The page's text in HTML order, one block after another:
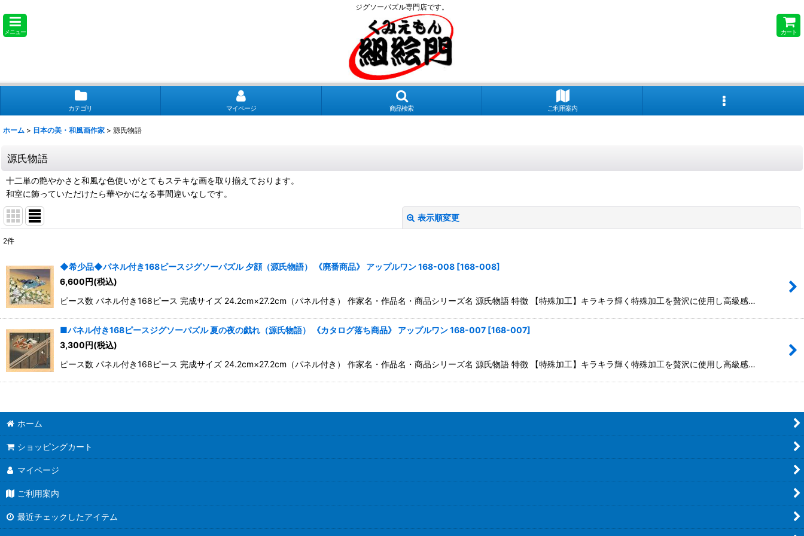
ジグソーパズル専門店です。
メニュー カート
カテゴリ マイページ 商品検索 ご利用案内
ホーム > 日本の美・和風画作家 > 源氏物語
源氏物語
十二単の艶やかさと和風な色使いがとてもステキな画を取り揃えております。
和室に飾っていただけたら華やかになる事間違いなしです。
表示順変更
並び順:
絞り込む
2件
◆希少品◆パネル付き168ピースジグソーパズル 夕顔（源氏物語） 《廃番商品》 アップルワン 168-008 [168-008]
6,600円(税込)
ピース数 パネル付き168ピース 完成サイズ 24.2cm×27.2cm（パネル付き） 作家名・作品名・商品シリーズ名 源氏物語 特徴 【特殊加工】キラキラ輝く特殊加工を贅沢に使用し高級感…
■パネル付き168ピースジグソーパズル 夏の夜の戯れ（源氏物語） 《カタログ落ち商品》 アップルワン 168-007 [168-007]
3,300円(税込)
ピース数 パネル付き168ピース 完成サイズ 24.2cm×27.2cm（パネル付き） 作家名・作品名・商品シリーズ名 源氏物語 特徴 【特殊加工】キラキラ輝く特殊加工を贅沢に使用し高級感…
ホーム
ショッピングカート
マイページ
ご利用案内
最近チェックしたアイテム